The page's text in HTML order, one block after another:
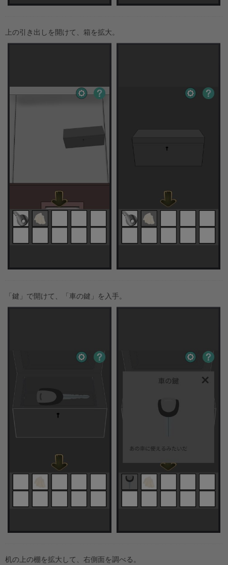
上の引き出しを開けて、箱を拡大。
「鍵」で開けて、「車の鍵」を入手。
机の上の棚を拡大して、右側面を調べる。